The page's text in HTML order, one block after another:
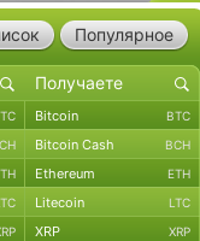
Популярное
Bitcoin BTC
Bitcoin Cash BCH
Ethereum ETH
Litecoin LTC
XRP XRP